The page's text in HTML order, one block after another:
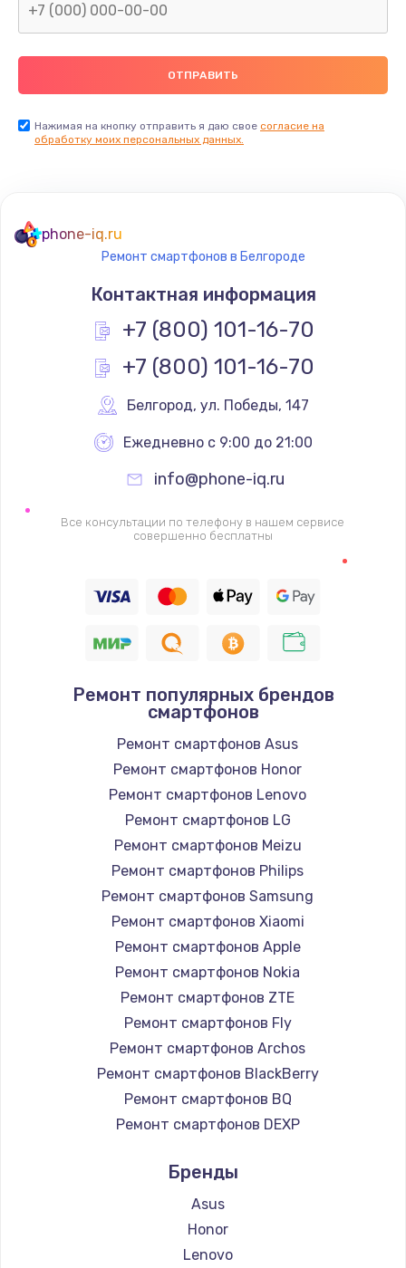
Ремонт цепей питания
Заказать
2045 руб.
1090 руб.
Заказать
Замена видеочипа
2745 руб.
Заказать
Ремонт подсветки
Заказать
Настройка ОС
Заказать
Чистка от пыли
1060 руб.
Заказать
Замена южного моста
2750 руб.
Заказать
Замена контроллера питания
1490 руб.
Заказать
Замена тачпада
1745 руб.
Заказать
Замена корпуса
890 руб.
Заказать
Нажимая на кнопку отправить я даю свое согласие на
обработку моих персональных данных.
phone-iq.ru
Ремонт смартфонов в Белгороде
Контактная информация
+7 (800) 101-16-70
+7 (800) 101-16-70
Белгород, ул. Победы, 147
Ежедневно с 9:00 до 21:00
info@phone-iq.ru
Все консультации по телефону в нашем сервисе
совершенно бесплатны
Ремонт популярных брендов
смартфонов
Ремонт смартфонов Asus
Ремонт смартфонов Honor
Ремонт смартфонов Lenovo
Ремонт смартфонов LG
Ремонт смартфонов Meizu
Ремонт смартфонов Philips
Ремонт смартфонов Samsung
Ремонт смартфонов Xiaomi
Ремонт смартфонов Apple
Ремонт смартфонов Nokia
Ремонт смартфонов ZTE
Ремонт смартфонов Fly
Ремонт смартфонов Archos
Ремонт смартфонов BlackBerry
Ремонт смартфонов BQ
Ремонт смартфонов DEXP
Ремонт смартфонов Ginzzu
Ремонт смартфонов Highscreen
Ремонт смартфонов Irbis
Ремонт смартфонов Kyocera
Бренды
Asus
Honor
Lenovo